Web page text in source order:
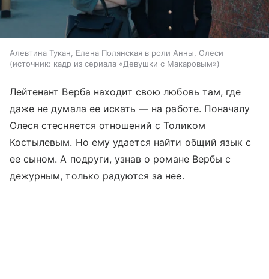
Алевтина Тукан, Елена Полянская в роли Анны, Олеси
источник: кадр из сериала «Девушки с Макаровым»
Лейтенант Верба находит свою любовь там, где
даже не думала ее искать — на работе. Поначалу
Олеся стесняется отношений с Толиком
Костылевым. Но ему удается найти общий язык с
ее сыном. А подруги, узнав о романе Вербы с
дежурным, только радуются за нее.